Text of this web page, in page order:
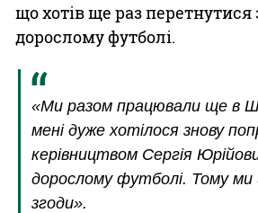
що хотів ще раз перетнутися
дорослому футболі.
«Ми разом працювали ще в
мені дуже хотілося знову
керівництвом Сергія
дорослому футболі. Тому ми
згоди».